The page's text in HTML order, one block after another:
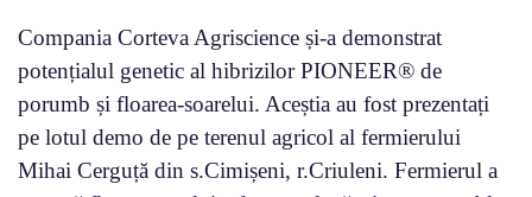
Compania Corteva Agriscience și-a demonstrat
potențialul genetic al hibrizilor PIONEER® de
porumb și floarea-soarelui. Aceștia au fost prezentați
pe lotul demo de pe terenul agricol al fermierului
Mihai Cerguță din s.Cimișeni, r.Criuleni. Fermierul a